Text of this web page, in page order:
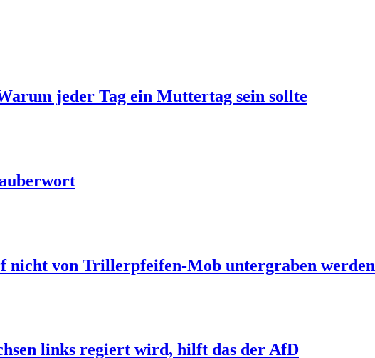
jeder Tag ein Muttertag sein sollte
von Trillerpfeifen-Mob untergraben werden
links regiert wird, hilft das der AfD